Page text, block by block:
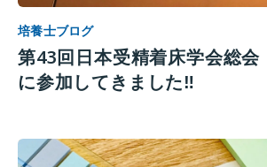
培養士ブログ
第43回日本受精着床学会総会
に参加してきました‼